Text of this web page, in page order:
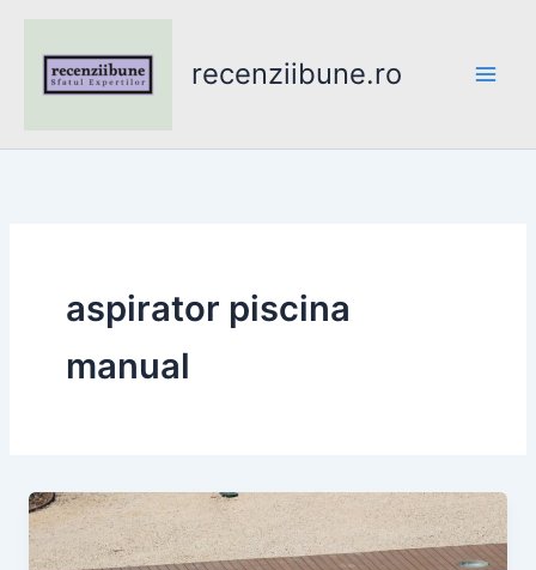
content
recenziibune.ro
aspirator piscina
manual